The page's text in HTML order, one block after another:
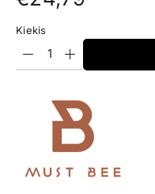
Kiekis